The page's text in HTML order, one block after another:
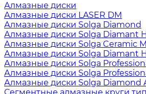
Алмазные диски
Алмазные диски LASER DM
Алмазные диски Solga Diamond
Алмазные диски Solga Diamant
Алмазные диски Solga Ceramic
Алмазные диски Solga Diamant
Алмазные диски Solga
Алмазные диски Solga
Алмазные диски Solga Diamond